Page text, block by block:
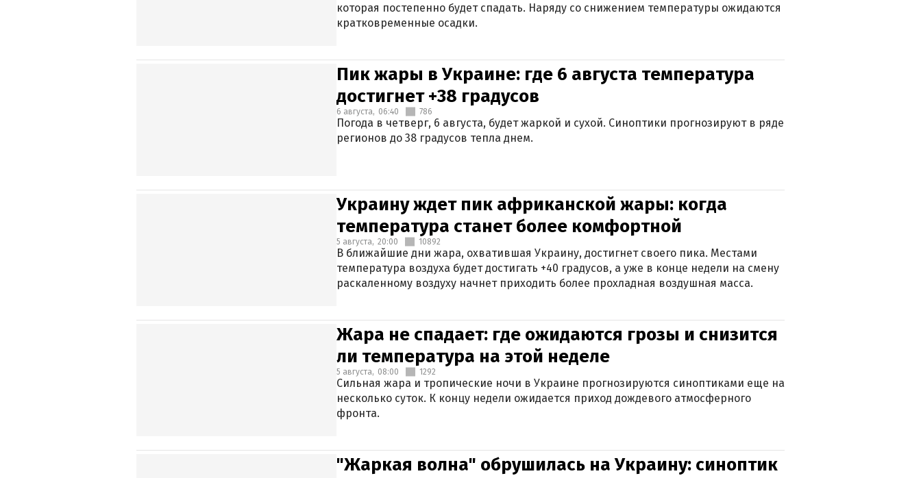
которая постепенно будет спадать. Наряду со снижением температуры ожидаются
кратковременные осадки.
Пик жары в Украине: где 6 августа температура
достигнет +38 градусов
6 августа, 06:40 786
Погода в четверг, 6 августа, будет жаркой и сухой. Синоптики прогнозируют в ряде
регионов до 38 градусов тепла днем.
Украину ждет пик африканской жары: когда
температура станет более комфортной
5 августа, 20:00 10892
В ближайшие дни жара, охватившая Украину, достигнет своего пика. Местами
температура воздуха будет достигать +40 градусов, а уже в конце недели на смену
раскаленному воздуху начнет приходить более прохладная воздушная масса.
Жара не спадает: где ожидаются грозы и снизится
ли температура на этой неделе
5 августа, 08:00 1292
Сильная жара и тропические ночи в Украине прогнозируются синоптиками еще на
несколько суток. К концу недели ожидается приход дождевого атмосферного
фронта.
"Жаркая волна" обрушилась на Украину: синоптик